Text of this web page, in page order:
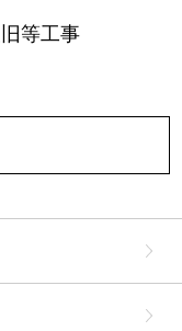
等工事